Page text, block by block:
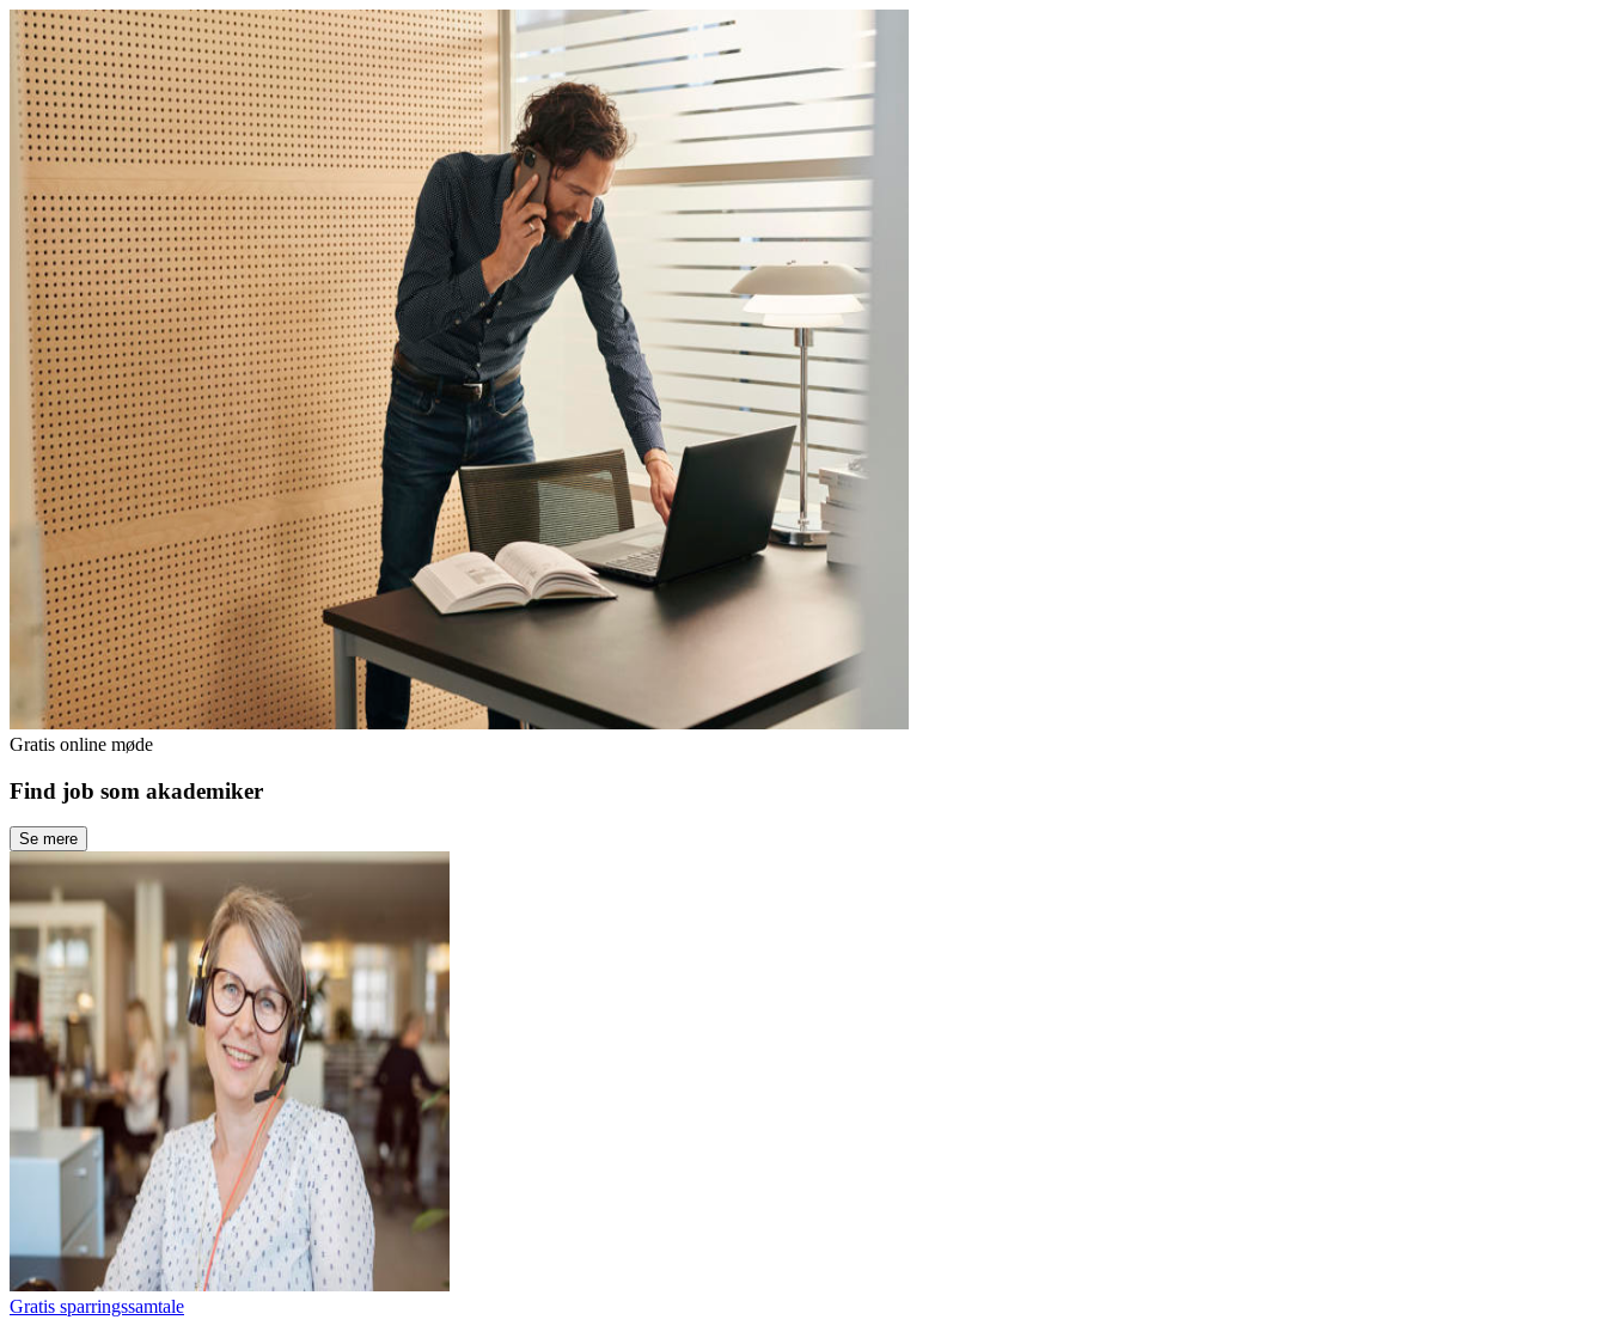
Gratis online møde
Find job som akademiker
Se mere
Gratis sparringssamtale